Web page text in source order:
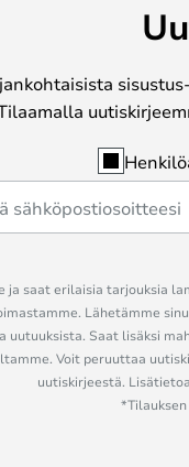
ja saat erilaisia tarjouksia
Lähetämme
uutuuksista. Saat lisäksi
Voit peruuttaa
uutiskirjeestä.